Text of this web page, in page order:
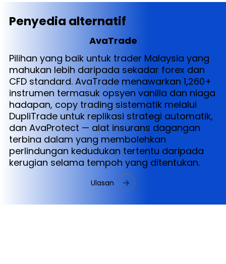
Penyedia alternatif
AvaTrade
Pilihan yang baik untuk trader Malaysia yang
mahukan lebih daripada sekadar forex dan
CFD standard. AvaTrade menawarkan 1,260+
instrumen termasuk opsyen vanilla dan niaga
hadapan, copy trading sistematik melalui
DupliTrade untuk replikasi strategi automatik,
dan AvaProtect — alat insurans dagangan
terbina dalam yang membolehkan
perlindungan kedudukan tertentu daripada
kerugian selama tempoh yang ditentukan.
Ulasan